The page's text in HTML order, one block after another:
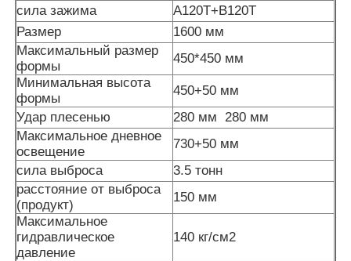
Главная страница
Продукция
сила зажима
A120T+B120T
Размер
1600 мм
Максимальный размер
формы
450*450 мм
Минимальная высота
формы
450+50 мм
Удар плесенью
280 мм
280 мм
Максимальное дневное
освещение
730+50 мм
сила выброса
3.5 тонн
расстояние от выброса
(продукт)
150 мм
Максимальное
гидравлическое
давление
140 кг/см2